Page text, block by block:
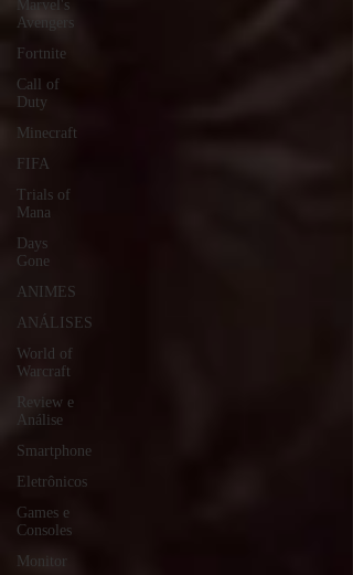
Marvel's
Avengers
Fortnite
Call of
Duty
Minecraft
FIFA
Trials of
Mana
Days
Gone
ANIMES
ANÁLISES
World of
Warcraft
Review e
Análise
Smartphone
Eletrônicos
Games e
Consoles
Monitor